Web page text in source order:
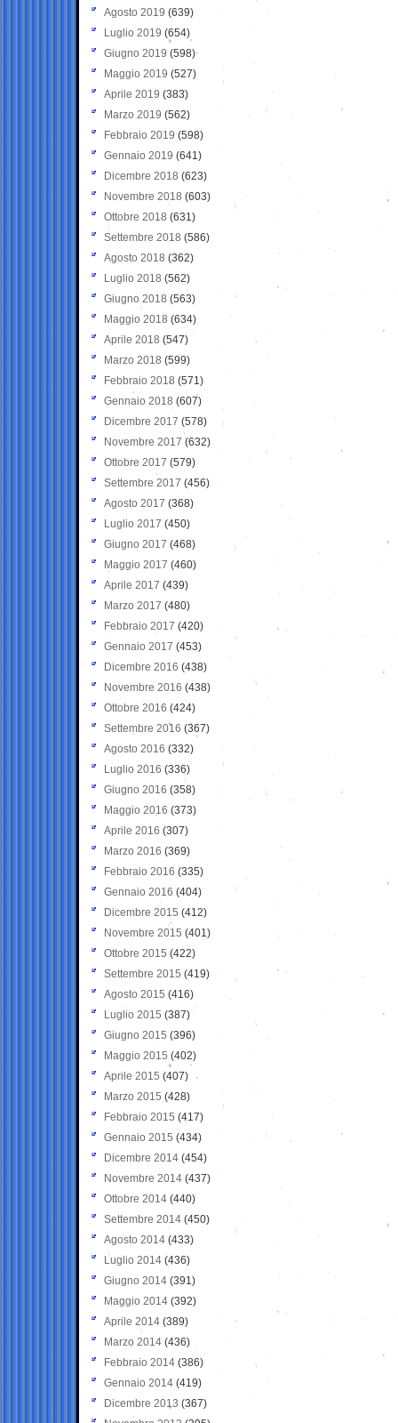
Agosto 2019 (639)
Luglio 2019 (654)
Giugno 2019 (598)
Maggio 2019 (527)
Aprile 2019 (383)
Marzo 2019 (562)
Febbraio 2019 (598)
Gennaio 2019 (641)
Dicembre 2018 (623)
Novembre 2018 (603)
Ottobre 2018 (631)
Settembre 2018 (586)
Agosto 2018 (362)
Luglio 2018 (562)
Giugno 2018 (563)
Maggio 2018 (634)
Aprile 2018 (547)
Marzo 2018 (599)
Febbraio 2018 (571)
Gennaio 2018 (607)
Dicembre 2017 (578)
Novembre 2017 (632)
Ottobre 2017 (579)
Settembre 2017 (456)
Agosto 2017 (368)
Luglio 2017 (450)
Giugno 2017 (468)
Maggio 2017 (460)
Aprile 2017 (439)
Marzo 2017 (480)
Febbraio 2017 (420)
Gennaio 2017 (453)
Dicembre 2016 (438)
Novembre 2016 (438)
Ottobre 2016 (424)
Settembre 2016 (367)
Agosto 2016 (332)
Luglio 2016 (336)
Giugno 2016 (358)
Maggio 2016 (373)
Aprile 2016 (307)
Marzo 2016 (369)
Febbraio 2016 (335)
Gennaio 2016 (404)
Dicembre 2015 (412)
Novembre 2015 (401)
Ottobre 2015 (422)
Settembre 2015 (419)
Agosto 2015 (416)
Luglio 2015 (387)
Giugno 2015 (396)
Maggio 2015 (402)
Aprile 2015 (407)
Marzo 2015 (428)
Febbraio 2015 (417)
Gennaio 2015 (434)
Dicembre 2014 (454)
Novembre 2014 (437)
Ottobre 2014 (440)
Settembre 2014 (450)
Agosto 2014 (433)
Luglio 2014 (436)
Giugno 2014 (391)
Maggio 2014 (392)
Aprile 2014 (389)
Marzo 2014 (436)
Febbraio 2014 (386)
Gennaio 2014 (419)
Dicembre 2013 (367)